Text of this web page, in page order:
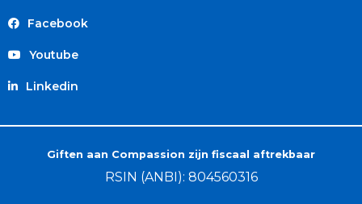
Facebook
Youtube
Linkedin
Giften aan Compassion zijn fiscaal aftrekbaar
RSIN (ANBI): 804560316